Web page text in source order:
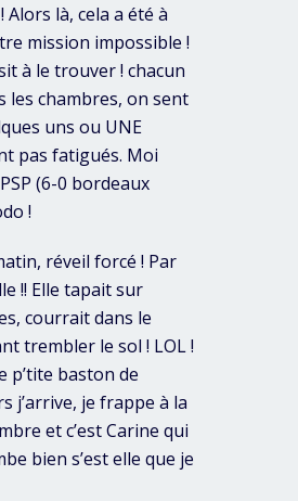
Alors là, cela a été à
mission impossible !
à le trouver ! chacun
les chambres, on sent
uns ou UNE
pas fatigués. Moi
(6-0 bordeaux
!
réveil forcé ! Par
!! Elle tapait sur
courrait dans le
trembler le sol ! LOL !
p’tite baston de
j’arrive, je frappe à la
et c’est Carine qui
bien s’est elle que je